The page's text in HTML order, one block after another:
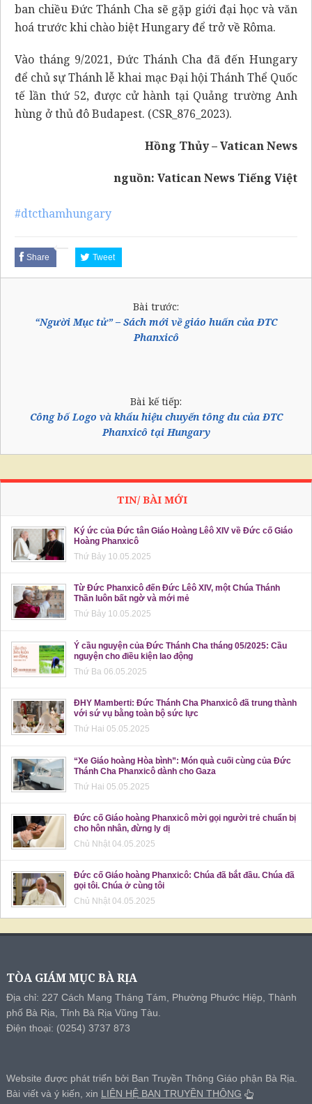
ban chiều Đức Thánh Cha sẽ gặp giới đại học và văn
hoá trước khi chào biệt Hungary để trở về Rôma.
Vào tháng 9/2021, Đức Thánh Cha đã đến Hungary
để chủ sự Thánh lễ khai mạc Đại hội Thánh Thể Quốc
tế lần thứ 52, được cử hành tại Quảng trường Anh
hùng ở thủ đô Budapest. (CSR_876_2023).
Hồng Thủy – Vatican News
nguồn: Vatican News Tiếng Việt
#dtcthamhungary
Share Tweet
Bài trước:
“Người Mục tử” – Sách mới về giáo huấn của ĐTC
Phanxicô
Bài kế tiếp:
Công bố Logo và khẩu hiệu chuyến tông du của ĐTC
Phanxicô tại Hungary
TIN/ BÀI MỚI
Ký ức của Đức tân Giáo Hoàng Lêô XIV về Đức cố Giáo
Hoàng Phanxicô
Thứ Bảy 10.05.2025
Từ Đức Phanxicô đến Đức Lêô XIV, một Chúa Thánh
Thần luôn bất ngờ và mới mẻ
Thứ Bảy 10.05.2025
Ý cầu nguyện của Đức Thánh Cha tháng 05/2025: Cầu
nguyện cho điều kiện lao động
Thứ Ba 06.05.2025
ĐHY Mamberti: Đức Thánh Cha Phanxicô đã trung thành
với sứ vụ bằng toàn bộ sức lực
Thứ Hai 05.05.2025
“Xe Giáo hoàng Hòa bình”: Món quà cuối cùng của Đức
Thánh Cha Phanxicô dành cho Gaza
Thứ Hai 05.05.2025
Đức cố Giáo hoàng Phanxicô mời gọi người trẻ chuẩn bị
cho hôn nhân, đừng ly dị
Chủ Nhật 04.05.2025
Đức cố Giáo hoàng Phanxicô: Chúa đã bắt đầu. Chúa đã
gọi tôi. Chúa ở cùng tôi
Chủ Nhật 04.05.2025
TÒA GIÁM MỤC BÀ RỊA
Địa chỉ: 227 Cách Mạng Tháng Tám, Phường Phước Hiệp, Thành
phố Bà Rịa, Tỉnh Bà Rịa Vũng Tàu.
Điện thoại: (0254) 3737 873
Website được phát triển bởi Ban Truyền Thông Giáo phận Bà Rịa.
Bài viết và ý kiến, xin LIÊN HỆ BAN TRUYỀN THÔNG